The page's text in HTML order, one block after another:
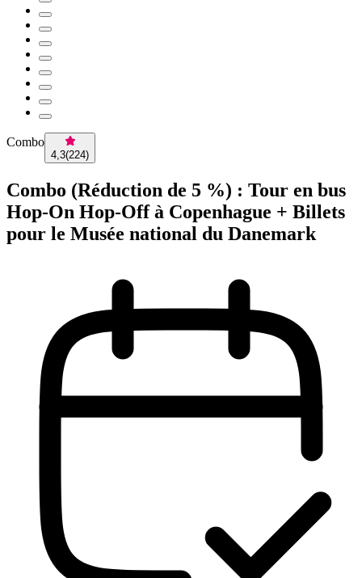
Combo
4,3(224)
Combo (Réduction de 5 %) : Tour en bus
Hop-On Hop-Off à Copenhague + Billets
pour le Musée national du Danemark